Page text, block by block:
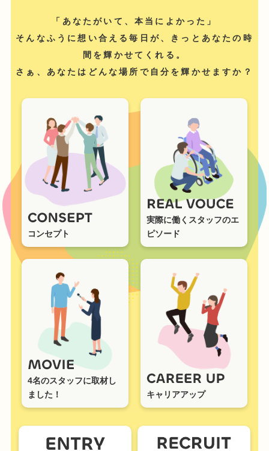
「あなたがいて、本当によかった」
そんなふうに想い合える毎日が、きっとあなたの時
間を輝かせてくれる。
さぁ、あなたはどんな場所で自分を輝かせますか？
コンセプト
実際に働くスタッフのエ
ピソード
4名のスタッフに取材し
ました！
キャリアアップ